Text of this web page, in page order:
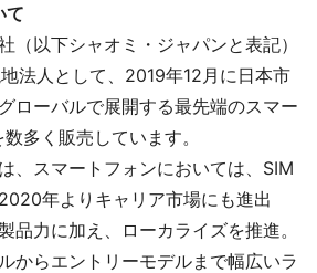
て
（以下シャオミ・ジャパンと表記）
法人として、2019年12月に日本市
ローバルで展開する最先端のスマー
多く販売しています。
、スマートフォンにおいては、SIM
年よりキャリア市場にも進出
品力に加え、ローカライズを推進。
からエントリーモデルまで幅広いラ